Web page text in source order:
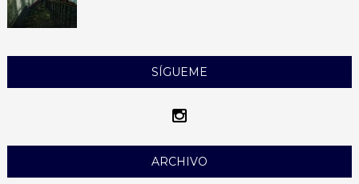
SÍGUEME
ARCHIVO